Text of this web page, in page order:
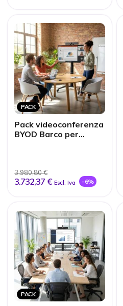
PACK
Pack videoconferenza
BYOD Barco per
3.980,80 €
3.732,37 € Escl. Iva -6%
PACK